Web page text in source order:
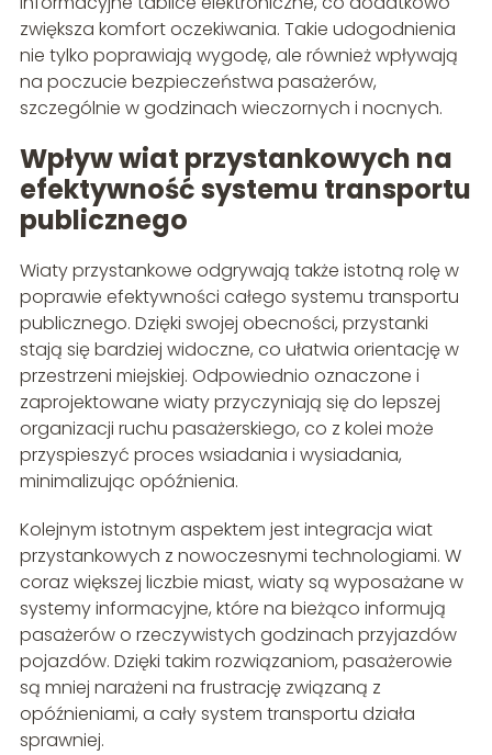
zwiększa komfort oczekiwania. Takie udogodnienia
nie tylko poprawiają wygodę, ale również wpływają
na poczucie bezpieczeństwa pasażerów,
szczególnie w godzinach wieczornych i nocnych.
Wpływ wiat przystankowych na
efektywność systemu transportu
publicznego
Wiaty przystankowe odgrywają także istotną rolę w
poprawie efektywności całego systemu transportu
publicznego. Dzięki swojej obecności, przystanki
stają się bardziej widoczne, co ułatwia orientację w
przestrzeni miejskiej. Odpowiednio oznaczone i
zaprojektowane wiaty przyczyniają się do lepszej
organizacji ruchu pasażerskiego, co z kolei może
przyspieszyć proces wsiadania i wysiadania,
minimalizując opóźnienia.
Kolejnym istotnym aspektem jest integracja wiat
przystankowych z nowoczesnymi technologiami. W
coraz większej liczbie miast, wiaty są wyposażane w
systemy informacyjne, które na bieżąco informują
pasażerów o rzeczywistych godzinach przyjazdów
pojazdów. Dzięki takim rozwiązaniom, pasażerowie
są mniej narażeni na frustrację związaną z
opóźnieniami, a cały system transportu działa
sprawniej.